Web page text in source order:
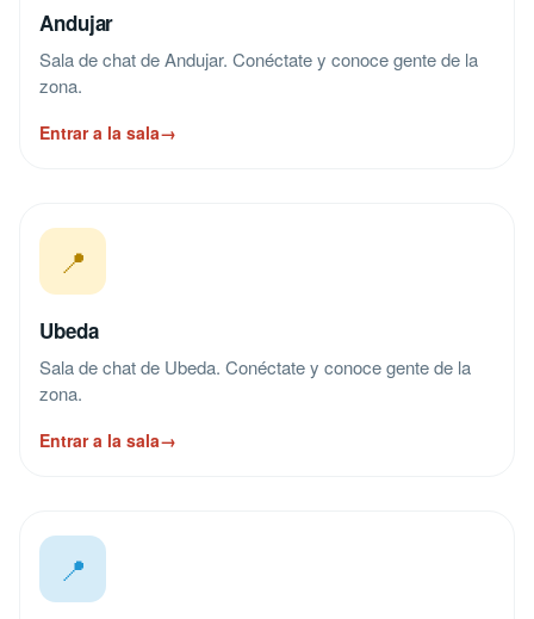
Andujar
Sala de chat de Andujar. Conéctate y conoce gente de la
zona.
Entrar a la sala→
📍
Ubeda
Sala de chat de Ubeda. Conéctate y conoce gente de la
zona.
Entrar a la sala→
📍